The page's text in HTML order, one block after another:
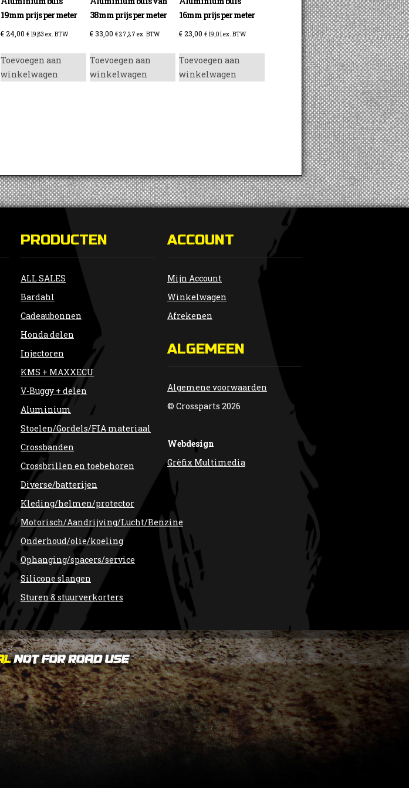
19mm prijs per meter
€24,00 € 19,83 ex. BTW
Toevoegen aan
winkelwagen
38mm prijs per meter
€33,00 €27,27 ex. BTW
Toevoegen aan
winkelwagen
16mm prijs per meter
€23,00 €19,01ex. BTW
Toevoegen aan
winkelwagen
PRODUCTEN
ALL SALES
Bardahl
Cadeaubonnen
Honda delen
Injectoren
KMS + MAXXECU
V-Buggy + delen
Aluminium
Stoelen/Gordels/FIA materiaal
Crossbanden
Crossbrillen en toebehoren
Diverse/batterijen
Kleding/helmen/protector
Motorisch/Aandrijving/Lucht/Benzine
Onderhoud/olie/koeling
Ophanging/spacers/service
Silicone slangen
Sturen & stuurverkorters
ACCOUNT
Mijn Account
Winkelwagen
Afrekenen
ALGEMEEN
Algemene voorwaarden
© Crossparts 2026
Webdesign
Grèfix Multimedia